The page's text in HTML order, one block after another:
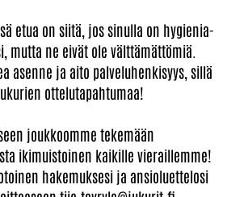
etua on siitä, jos sinulla on hygienia-
mutta ne eivät ole välttämättömiä.
asenne ja aito palveluhenkisyys, sillä
ottelutapahtumaa!
joukkoomme tekemään
ikimuistoinen kaikille vieraillemme!
hakemuksesi ja ansioluettelosi